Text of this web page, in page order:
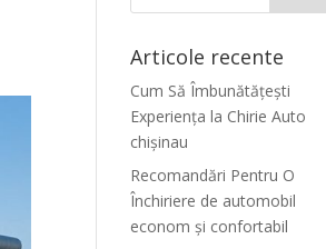
Articole recente
Cum Să Îmbunătățești
Experiența la Chirie Auto
chişinau
Recomandări Pentru O
Închiriere de automobil
econom și confortabil